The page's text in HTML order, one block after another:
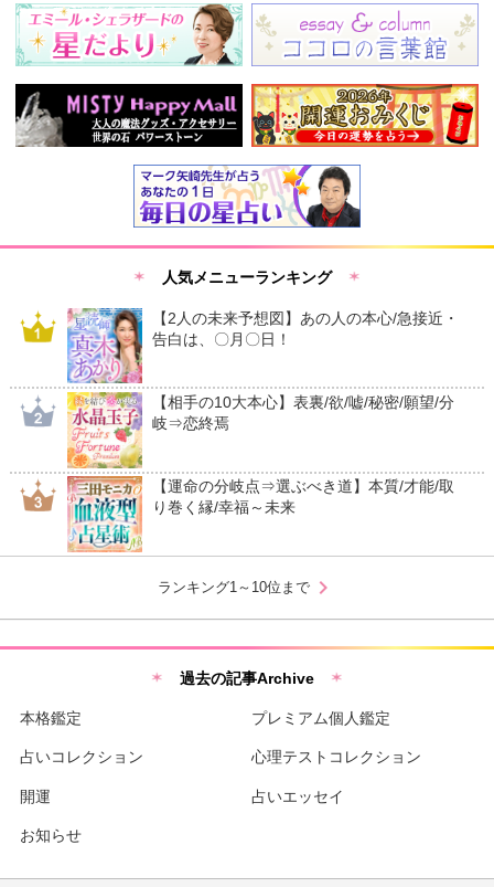
人気メニューランキング
【2人の未来予想図】あの人の本心/急接近・
告白は、〇月〇日！
【相手の10大本心】表裏/欲/嘘/秘密/願望/分
岐⇒恋終焉
【運命の分岐点⇒選ぶべき道】本質/才能/取
り巻く縁/幸福～未来
ランキング1～10位まで chevron_right
過去の記事Archive
本格鑑定 プレミアム個人鑑定
占いコレクション 心理テストコレクション
開運 占いエッセイ
お知らせ